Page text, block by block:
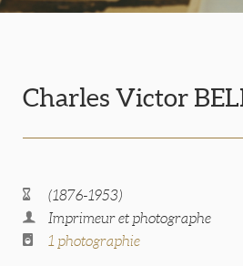
Charles Victor
(1876-1953)
Imprimeur et photographe
1 photographie